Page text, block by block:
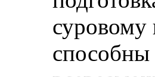
суровому
способны